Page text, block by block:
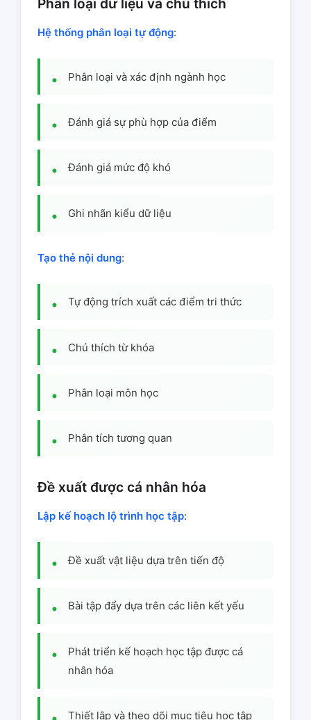
Hệ thống phân loại tự động:
Phân loại và xác định ngành học
Đánh giá sự phù hợp của điểm
Đánh giá mức độ khó
Ghi nhãn kiểu dữ liệu
Tạo thẻ nội dung:
Tự động trích xuất các điểm tri thức
Chú thích từ khóa
Phân loại môn học
Phân tích tương quan
Đề xuất được cá nhân hóa
Lập kế hoạch lộ trình học tập:
Đề xuất vật liệu dựa trên tiến độ
Bài tập đẩy dựa trên các liên kết yếu
Phát triển kế hoạch học tập được cá
nhân hóa
Thiết lập và theo dõi mục tiêu học tập